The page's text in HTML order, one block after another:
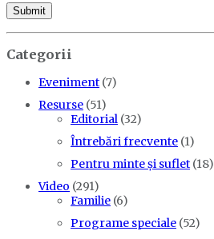
Categorii
Eveniment (7)
Resurse (51)
Editorial (32)
Întrebări frecvente (1)
Pentru minte și suflet (18)
Video (291)
Familie (6)
Programe speciale (52)